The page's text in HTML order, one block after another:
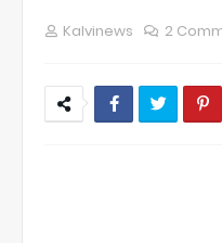
Kalvinews 2